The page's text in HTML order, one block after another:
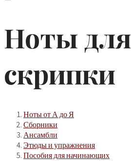
Ноты для
скрипки
Ноты от А до Я
Сборники
Ансамбли
Этюды и упражнения
Пособия для начинающих